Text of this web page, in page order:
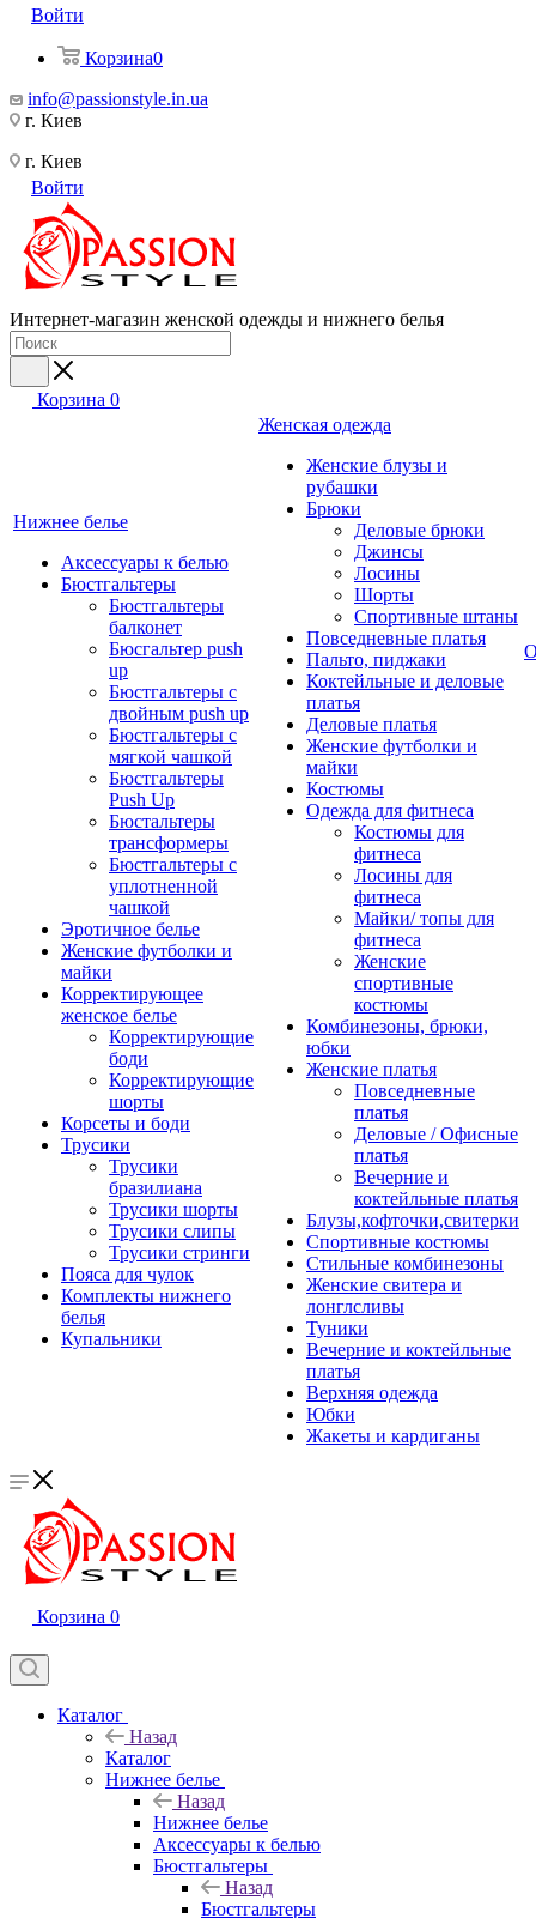
Войти
Корзина0
info@passionstyle.in.ua
г. Киев
г. Киев
Войти
Интернет-магазин женской одежды и нижнего белья
Корзина 0
Нижнее белье
Аксессуары к белью
Бюстгальтеры
Бюстгальтеры
балконет
Бюсгальтер push
up
Бюстгальтеры с
двойным push up
Бюстгальтеры с
мягкой чашкой
Бюстгальтеры
Push Up
Бюстальтеры
трансформеры
Бюстгальтеры с
уплотненной
чашкой
Эротичное белье
Женские футболки и
майки
Корректирующее
женское белье
Корректирующие
боди
Корректирующие
шорты
Корсеты и боди
Трусики
Трусики
бразилиана
Трусики шорты
Трусики слипы
Трусики стринги
Пояса для чулок
Комплекты нижнего
белья
Купальники
Женская одежда
Женские блузы и
рубашки
Брюки
Деловые брюки
Джинсы
Лосины
Шорты
Спортивные штаны
Повседневные платья
Пальто, пиджаки
Коктейльные и деловые
платья
Деловые платья
Женские футболки и
майки
Костюмы
Одежда для фитнеса
Костюмы для
фитнеса
Лосины для
фитнеса
Майки/ топы для
фитнеса
Женские
спортивные
костюмы
Комбинезоны, брюки,
юбки
Женские платья
Повседневные
платья
Деловые / Офисные
платья
Вечерние и
коктейльные платья
Блузы,кофточки,свитерки
Спортивные костюмы
Стильные комбинезоны
Женские свитера и
лонглсливы
Туники
Вечерние и коктейльные
платья
Верхняя одежда
Юбки
Жакеты и кардиганы
Корзина 0
Каталог
Назад
Каталог
Нижнее белье
Назад
Нижнее белье
Аксессуары к белью
Бюстгальтеры
Назад
Бюстгальтеры